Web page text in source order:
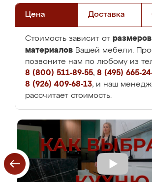
Цена Доставка
Стоимость зависит от
материалов Вашей мебели.
позвоните нам по любому из
8 (800) 511-89-55, 8 (495) 665-
8 (926) 409-68-13, и наш
рассчитает стоимость.